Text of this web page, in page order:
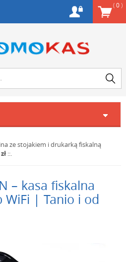
(0)
ze stojakiem i drukarką fiskalną
::.
– kasa fiskalna
WiFi | Tanio i od